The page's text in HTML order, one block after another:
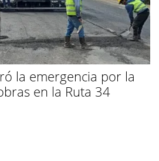
la emergencia por la
en la Ruta 34